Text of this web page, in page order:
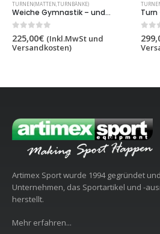
TURNEN(MATTEN,TURNBÄNKE)
Weiche Gymnastik – und Turnmatte 10 cm, 2×1 m, Artikelnr.238
0out of 5
225,00€ (Inkl.MwSt und
Versandkosten)
0out
Artimex Sport wurde 1994 gegründet
Unternehmen, das Sportartikel und -
herstellt.
Mehr erfahren...